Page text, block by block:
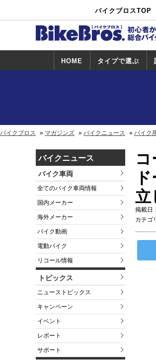
バイクブロスTOP
HOME タイプで選ぶ
バイクブロス マガジンズ バイクニュース バイク
バイクニュース
バイク車両
全てのバイク車両情報
国内メーカー
海外メーカー
バイク動画
電動バイク
リコール情報
トピックス
ニューストピックス
キャンペーン
イベント
レポート
サポート
立
掲載日
カテゴ